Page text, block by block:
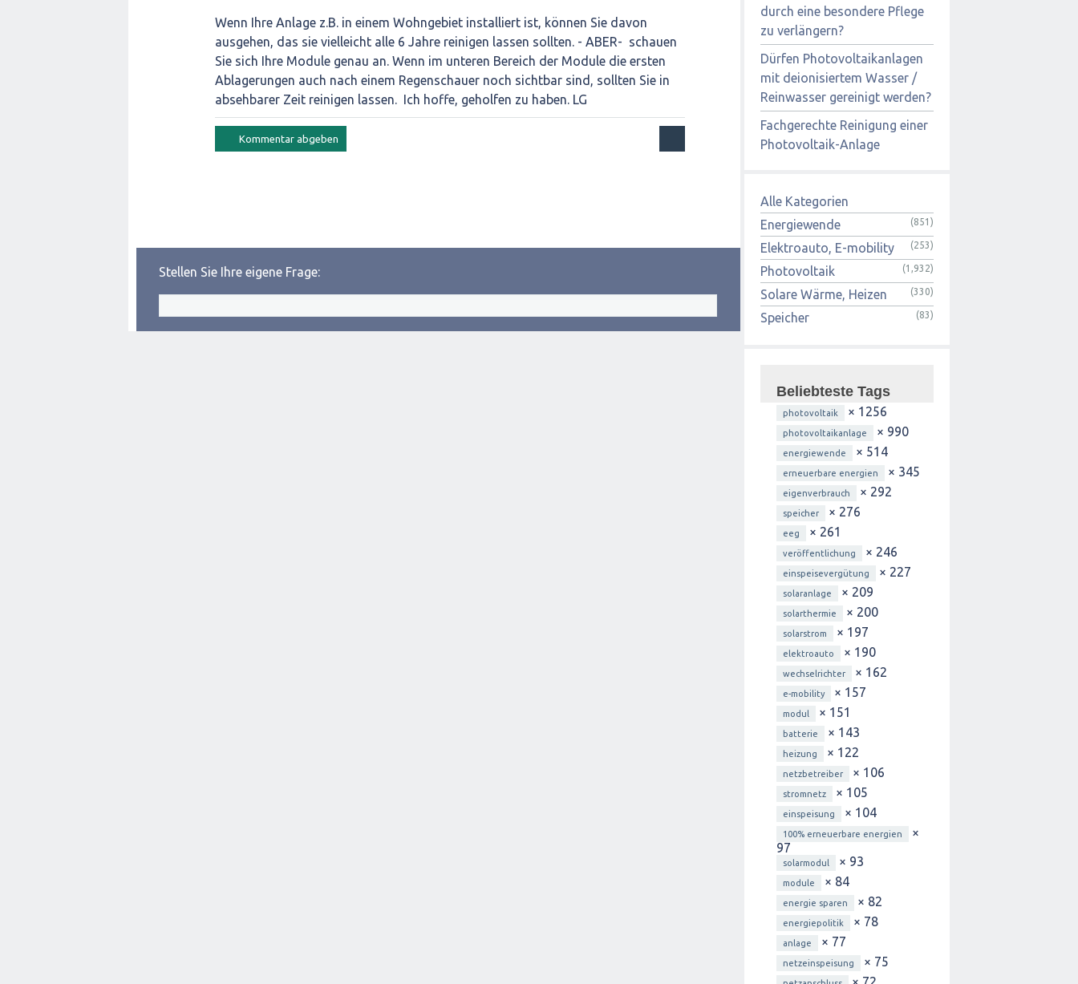
Wenn Ihre Anlage z.B. in einem Wohngebiet installiert ist, können Sie davon
ausgehen, das sie vielleicht alle 6 Jahre reinigen lassen sollten. - ABER- schauen
Sie sich Ihre Module genau an. Wenn im unteren Bereich der Module die ersten
Ablagerungen auch nach einem Regenschauer noch sichtbar sind, sollten Sie in
absehbarer Zeit reinigen lassen. Ich hoffe, geholfen zu haben. LG
Stellen Sie Ihre eigene Frage:
durch eine besondere Pflege
zu verlängern?
Dürfen Photovoltaikanlagen
mit deionisiertem Wasser /
Reinwasser gereinigt werden?
Fachgerechte Reinigung einer
Photovoltaik-Anlage
Alle Kategorien
Energiewende
(851)
Elektroauto, E-mobility (253)
Photovoltaik (1,932)
Solare Wärme, Heizen (330)
Speicher (83)
Beliebteste Tags
photovoltaik × 1256
photovoltaikanlage × 990
energiewende × 514
erneuerbare energien × 345
eigenverbrauch × 292
speicher × 276
eeg × 261
veröffentlichung × 246
einspeisevergütung × 227
solaranlage × 209
solarthermie × 200
solarstrom × 197
elektroauto × 190
wechselrichter × 162
e-mobility × 157
modul × 151
batterie × 143
heizung × 122
netzbetreiber × 106
stromnetz × 105
einspeisung × 104
100% erneuerbare energien
×
97
solarmodul × 93
module × 84
energie sparen × 82
energiepolitik × 78
anlage × 77
netzeinspeisung × 75